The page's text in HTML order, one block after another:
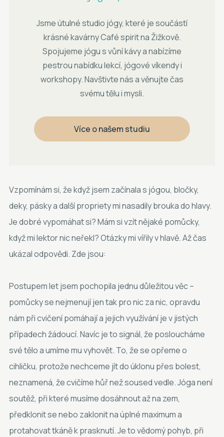
Jsme útulné studio jógy, které je součástí
krásné kavárny Café spirit na Žižkově.
Spojujeme jógu s vůní kávy a nabízíme
pestrou nabídku lekcí, jógové víkendy i
workshopy. Navštivte nás a věnujte čas
svému tělu i mysli.
Více o našem studiu
Vzpomínám si, že když jsem začínala s jógou, bločky,
deky, pásky a další propriety mi nasadily brouka do hlavy.
Je dobré vypomáhat si? Mám si vzít nějaké pomůcky,
když mi lektor nic neřekl? Otázky mi vířily v hlavě. Až čas
ukázal odpovědi. Zde jsou:
Postupem let jsem pochopila jednu důležitou věc –
pomůcky se nejmenují jen tak pro nic za nic, opravdu
nám při cvičení pomáhají a jejich využívání je v jistých
případech žádoucí. Navíc je to signál, že posloucháme
své tělo a umíme mu vyhovět. To, že se opřeme o
cihličku, protože nechceme jít do úklonu přes bolest,
neznamená, že cvičíme hůř než soused vedle. Jóga není
soutěž, při které musíme dosáhnout až na zem,
předklonit se nebo zaklonit na úplné maximum a
protahovat tkáně k prasknutí. Je to vědomý pohyb, při